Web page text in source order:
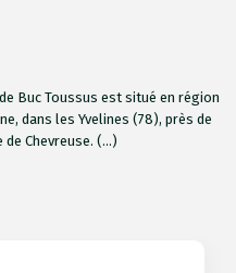
Buc Toussus est situé en région
dans les Yvelines (78), près de
de Chevreuse. (...)